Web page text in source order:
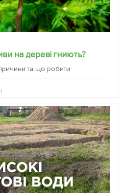
на дереві гниють?
та що робити